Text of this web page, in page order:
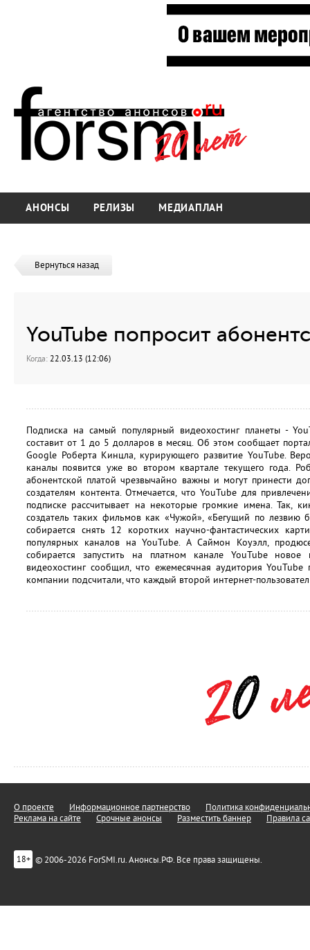
АНОНСЫ РЕЛИЗЫ МЕДИАПЛАН
Вернуться назад
YouTube попросит
Когда: 22.03.13 (12:06)
Подписка на самый популярный видеохостинг планеты -
составит от 1 до 5 долларов в месяц. Об этом сообщает
Google Роберта Кинцла, курирующего развитие YouTube.
каналы появится уже во втором квартале текущего года.
абонентской платой чрезвычайно важны и могут принести
создателям контента. Отмечается, что YouTube для
подписке рассчитывает на некоторые громкие имена. Так,
создатель таких фильмов как «Чужой», «Бегущий по лезвию
собирается снять 12 коротких научно-фантастических
популярных каналов на YouTube. А Саймон Коуэлл,
собирается запустить на платном канале YouTube
видеохостинг сообщил, что ежемесячная аудитория
компании подсчитали, что каждый второй интернет-
О проекте Информационное партнерство
Политика
Реклама на сайте
Срочные анонсы Разместить баннер Правила
18+ © 2006-2026 ForSMI.ru. Анонсы.РФ. Все права защищены.